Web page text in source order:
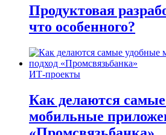
Продуктовая
что особенного?
ИТ-проекты
Как делаются
мобильные